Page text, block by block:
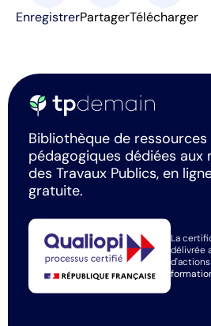
EnregistrerPartagerTélécharger
Bibliothèque de ressources
pédagogiques dédiées aux
des Travaux Publics, en
gratuite.
La
délivrée